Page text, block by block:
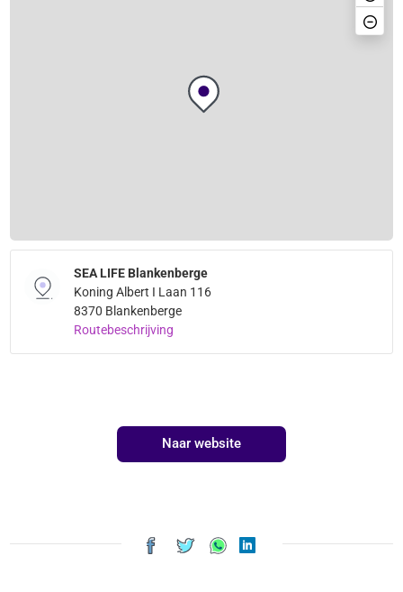
SEA LIFE Blankenberge
Koning Albert I Laan 116
8370 Blankenberge
Routebeschrijving
Naar website